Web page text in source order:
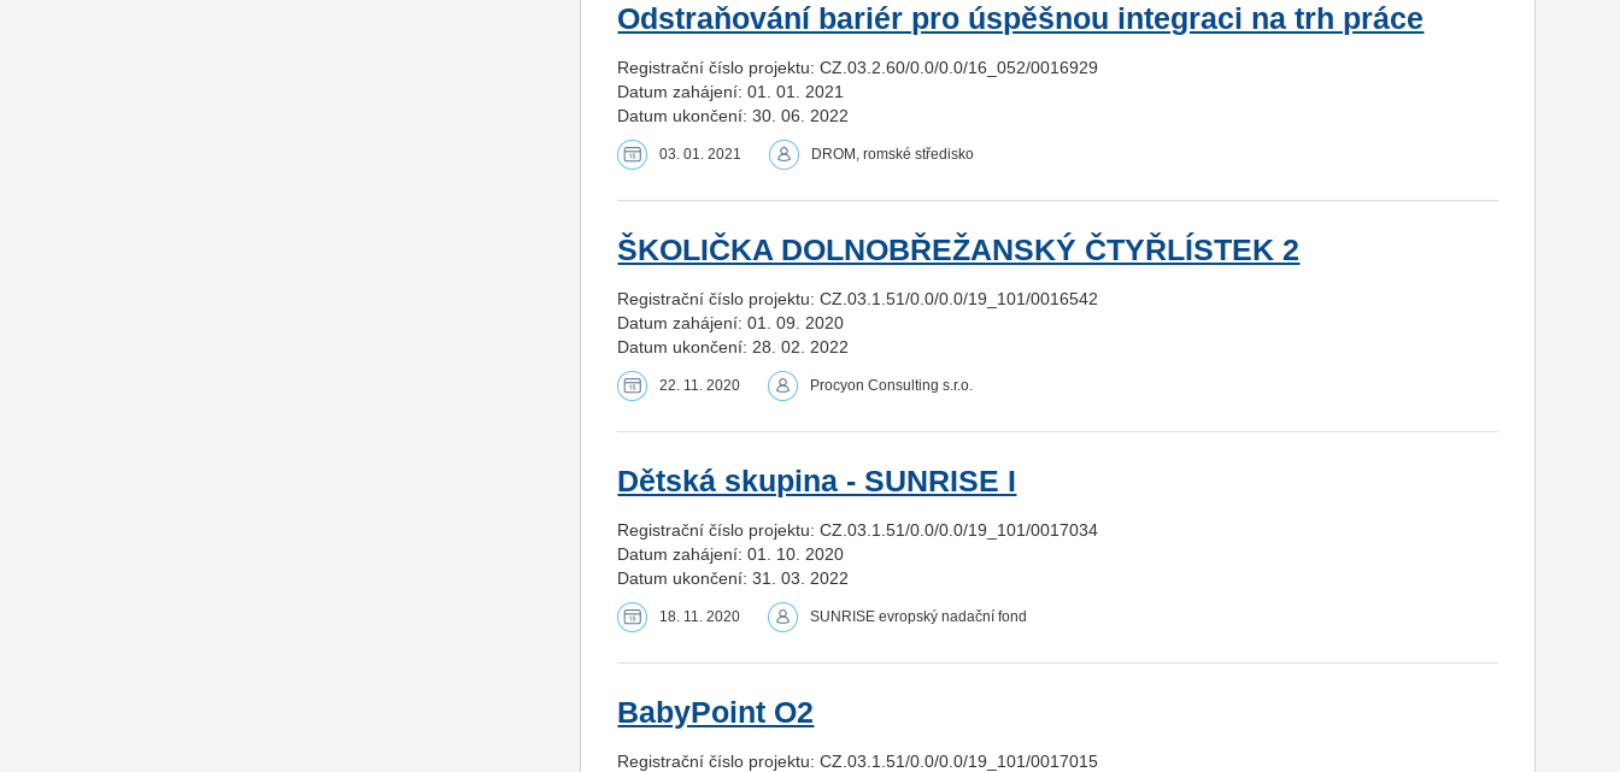
Odstraňování bariér pro úspěšnou integraci na trh práce
Registrační číslo projektu: CZ.03.2.60/0.0/0.0/16_052/0016929
Datum zahájení: 01. 01. 2021
Datum ukončení: 30. 06. 2022
03. 01. 2021 DROM, romské středisko
ŠKOLIČKA DOLNOBŘEŽANSKÝ ČTYŘLÍSTEK 2
Registrační číslo projektu: CZ.03.1.51/0.0/0.0/19_101/0016542
Datum zahájení: 01. 09. 2020
Datum ukončení: 28. 02. 2022
22. 11. 2020 Procyon Consulting s.r.o.
Dětská skupina - SUNRISE I
Registrační číslo projektu: CZ.03.1.51/0.0/0.0/19_101/0017034
Datum zahájení: 01. 10. 2020
Datum ukončení: 31. 03. 2022
18. 11. 2020 SUNRISE evropský nadační fond
BabyPoint O2
Registrační číslo projektu: CZ.03.1.51/0.0/0.0/19_101/0017015